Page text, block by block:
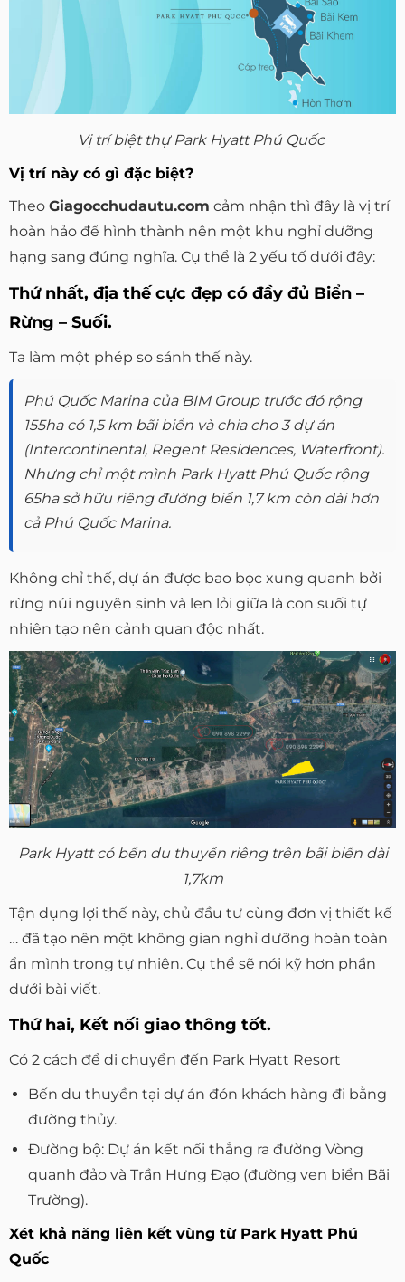
Vị trí biệt thự Park Hyatt Phú Quốc
Vị trí này có gì đặc biệt?
Theo Giagocchudautu.com cảm nhận thì đây là vị trí
hoàn hảo để hình thành nên một khu nghỉ dưỡng
hạng sang đúng nghĩa. Cụ thể là 2 yếu tố dưới đây:
Thứ nhất, địa thế cực đẹp có đầy đủ Biển –
Rừng – Suối.
Ta làm một phép so sánh thế này.
Phú Quốc Marina của BIM Group trước đó rộng
155ha có 1,5 km bãi biển và chia cho 3 dự án
(Intercontinental, Regent Residences, Waterfront).
Nhưng chỉ một mình Park Hyatt Phú Quốc rộng
65ha sở hữu riêng đường biển 1,7 km còn dài hơn
cả Phú Quốc Marina.
Không chỉ thế, dự án được bao bọc xung quanh bởi
rừng núi nguyên sinh và len lỏi giữa là con suối tự
nhiên tạo nên cảnh quan độc nhất.
Park Hyatt có bến du thuyền riêng trên bãi biển dài
1,7km
Tận dụng lợi thế này, chủ đầu tư cùng đơn vị thiết kế
… đã tạo nên một không gian nghỉ dưỡng hoàn toàn
ẩn mình trong tự nhiên. Cụ thể sẽ nói kỹ hơn phần
dưới bài viết.
Thứ hai, Kết nối giao thông tốt.
Có 2 cách để di chuyển đến Park Hyatt Resort
Bến du thuyền tại dự án đón khách hàng đi bằng
đường thủy.
Đường bộ: Dự án kết nối thẳng ra đường Vòng
quanh đảo và Trần Hưng Đạo (đường ven biển Bãi
Trường).
Xét khả năng liên kết vùng từ Park Hyatt Phú
Quốc